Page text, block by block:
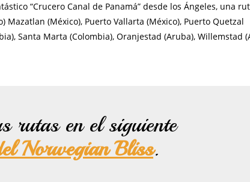
“Crucero Canal de Panamá” desde los Ángeles, una
(México), Puerto Vallarta (México), Puerto Quetzal
Santa Marta (Colombia), Oranjestad (Aruba), Willemstad
rutas en el siguiente
Norwegian Bliss.